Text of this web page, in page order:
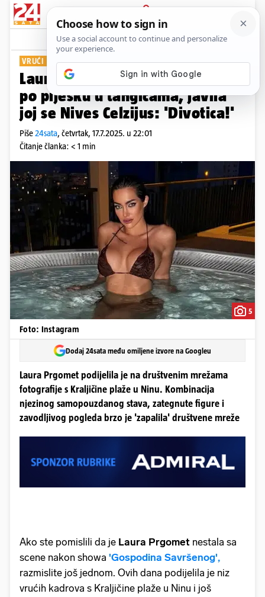
PRIJAVA
Show Komentari
VRUĆI KADROVI
Laura iz 'Savršenog' valjala se
po pijesku u tangicama, javila
joj se Nives Celzijus: 'Divotica!'
Piše24sata, četvrtak, 17.7.2025. u 22:01
Čitanje članka: < 1 min
5
Foto: Instagram
Dodaj 24sata među omiljene izvore na Googleu
Laura Prgomet podijelila je na društvenim mrežama
fotografije s Kraljičine plaže u Ninu. Kombinacija
njezinog samopouzdanog stava, zategnute figure i
zavodljivog pogleda brzo je 'zapalila' društvene mreže
Ako ste pomislili da je Laura Prgomet nestala sa
scene nakon showa 'Gospodina Savršenog',
razmislite još jednom. Ovih dana podijelila je niz
vrućih kadrova s Kraljičine plaže u Ninu i još